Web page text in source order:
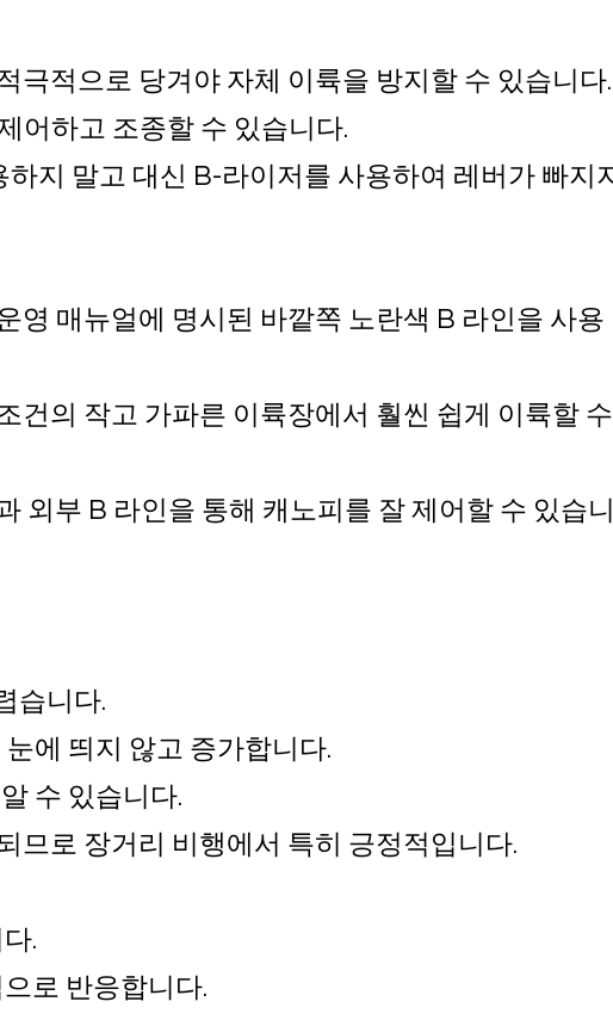
적으로 당겨야 자체 이륙을 방지할 수 있습니다.
어하고 조종할 수 있습니다.
지 말고 대신 B-라이저를 사용하여 레버가 빠지
영 매뉴얼에 명시된 바깥쪽 노란색 B 라인을 사용
건의 작고 가파른 이륙장에서 훨씬 쉽게 이륙할 수
외부 B 라인을 통해 캐노피를 잘 제어할 수 있습
습니다.
에 띄지 않고 증가합니다.
수 있습니다.
므로 장거리 비행에서 특히 긍정적입니다.
.
로 반응합니다.